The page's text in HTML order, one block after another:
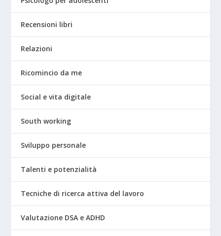
Recensioni libri
Relazioni
Ricomincio da me
Social e vita digitale
South working
Sviluppo personale
Talenti e potenzialità
Tecniche di ricerca attiva del lavoro
Valutazione DSA e ADHD